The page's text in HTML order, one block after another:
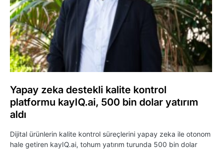
Yapay zeka destekli kalite kontrol
platformu kayIQ.ai, 500 bin dolar yatırım
aldı
Dijital ürünlerin kalite kontrol süreçlerini yapay zeka ile otonom
hale getiren kayIQ.ai, tohum yatırım turunda 500 bin dolar